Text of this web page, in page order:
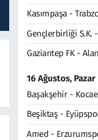
Kasımpaşa -
Gençlerbirliği S.K.
Gaziantep FK -
16 Ağustos, Pazar
Başakşehir -
Beşiktaş -
Amed -